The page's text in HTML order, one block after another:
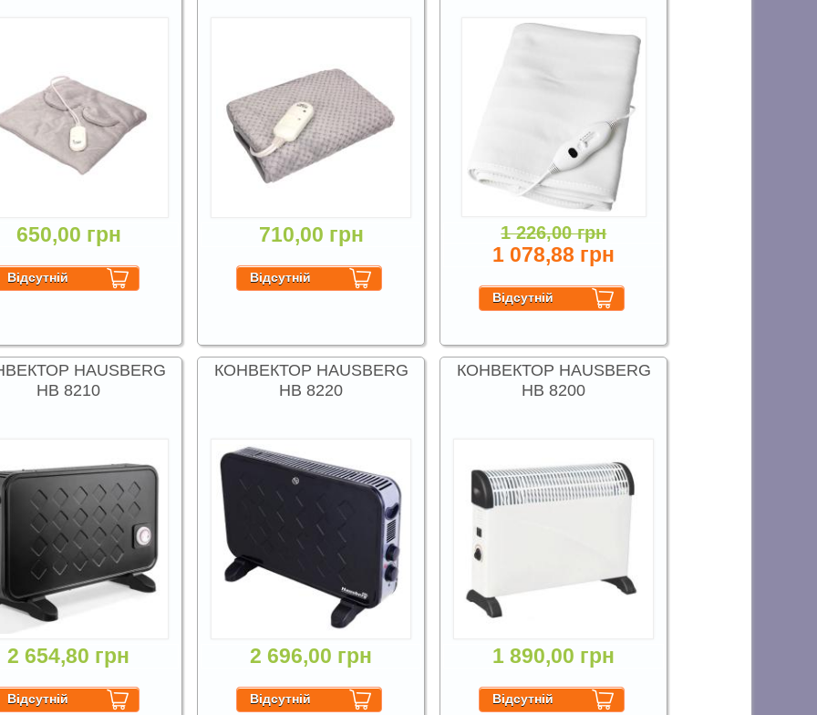
650,00 грн 710,00 грн 1 226,00 грн
1 078,88 грн
HAUSBERG
HB 8210
2 654,80 грн
КОНВЕКТОР HAUSBERG
HB 8220
2 696,00 грн
КОНВЕКТОР HAUSBERG
HB 8200
1 890,00 грн